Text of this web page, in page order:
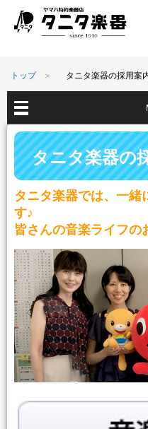
トップ タニタ楽器の採用案
タニタ楽器の
タニタ楽器では、一緒
す♪
皆さんの音楽ライフの